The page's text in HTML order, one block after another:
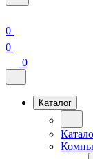
0
0
0
Каталог